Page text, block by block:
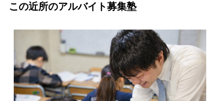
この近所のアルバイト募集塾